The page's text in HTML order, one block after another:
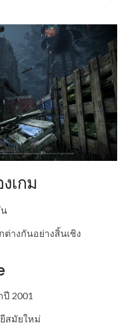
เกม
างกันอย่างสิ้นเชิง
2001
สมัยใหม่